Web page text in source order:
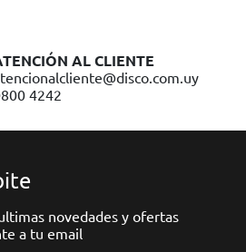
AL CLIENTE
4242
novedades y ofertas
a tu email